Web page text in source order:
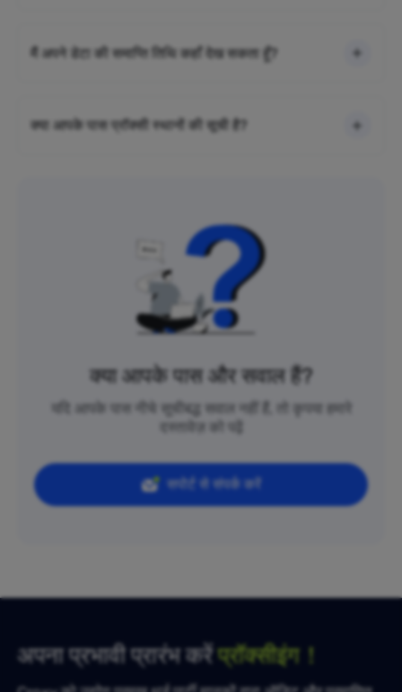
मैं अपने डेटा की समाप्ति तिथि कहाँ देख सकता हूँ?
क्या आपके पास प्रॉक्सी स्थानों की सूची है?
क्या आपके पास और सवाल हैं?
यदि आपके पास नीचे सूचीबद्ध सवाल नहीं हैं, तो कृपया हमारे
दस्तावेज़ को पढ़ें
सपोर्ट से संपर्क करें
अपना प्रभावी प्रारंभ करेंप्रॉक्सीइंग！